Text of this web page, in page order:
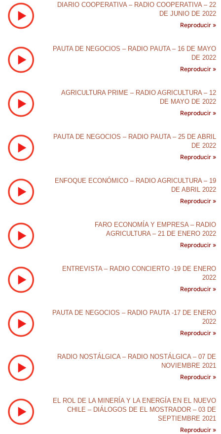
DIARIO COOPERATIVA – RADIO COOPERATIVA – 22
DE JUNIO DE 2022
Reproducir »
PAUTA DE NEGOCIOS – RADIO PAUTA – 16 DE MAYO
DE 2022
Reproducir »
AGRICULTURA PRIME – RADIO AGRICULTURA – 12
DE MAYO DE 2022
Reproducir »
PAUTA DE NEGOCIOS – RADIO PAUTA – 25 DE ABRIL
DE 2022
Reproducir »
ENFOQUE ECONÓMICO – RADIO AGRICULTURA – 19
DE ABRIL 2022
Reproducir »
FARO ECONOMÍA Y EMPRESA – RADIO
AGRICULTURA – 21 DE ENERO 2022
Reproducir »
ENTREVISTA – RADIO CONCIERTO -19 DE ENERO
2022
Reproducir »
PAUTA DE NEGOCIOS – RADIO PAUTA -17 DE ENERO
2022
Reproducir »
RADIO NOSTÁLGICA – RADIO NOSTÁLGICA – 07 DE
NOVIEMBRE 2021
Reproducir »
EL ROL DE LA MINERÍA Y LA ENERGÍA EN EL NUEVO
CHILE – DIÁLOGOS DE EL MOSTRADOR – 03 DE
SEPTIEMBRE 2021
Reproducir »